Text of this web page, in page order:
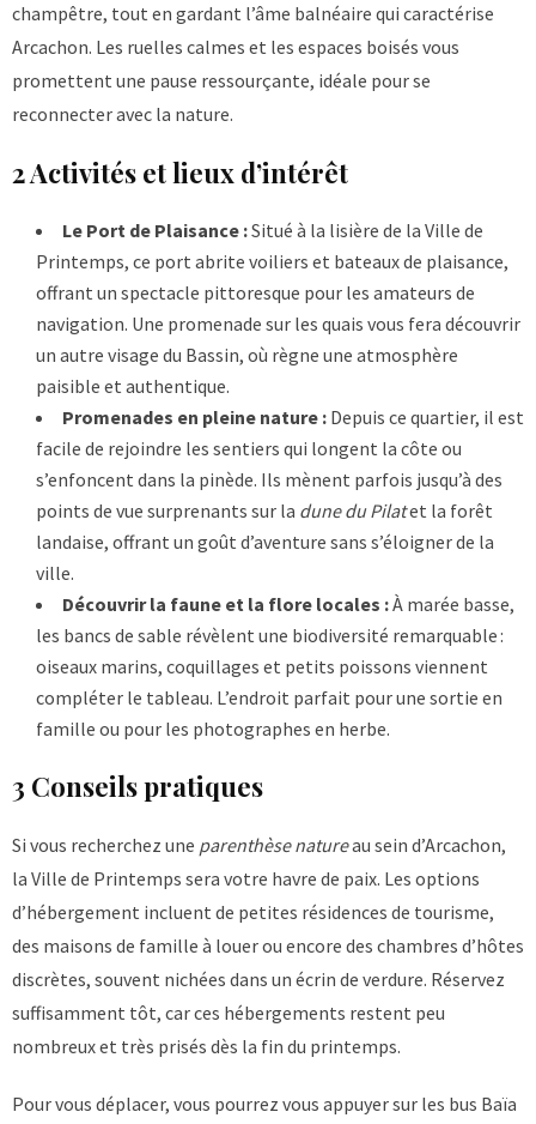
champêtre, tout en gardant l’âme balnéaire qui caractérise
Arcachon. Les ruelles calmes et les espaces boisés vous
promettent une pause ressourçante, idéale pour se
reconnecter avec la nature.
2 Activités et lieux d’intérêt
Le Port de Plaisance :Situé à la lisière de la Ville de
Printemps, ce port abrite voiliers et bateaux de plaisance,
offrant un spectacle pittoresque pour les amateurs de
navigation. Une promenade sur les quais vous fera découvrir
un autre visage du Bassin, où règne une atmosphère
paisible et authentique.
Promenades en pleine nature : Depuis ce quartier, il est
facile de rejoindre les sentiers qui longent la côte ou
s’enfoncent dans la pinède. Ils mènent parfois jusqu’à des
points de vue surprenants sur la dune du Pilatet la forêt
landaise, offrant un goût d’aventure sans s’éloigner de la
ville.
Découvrir la faune et la flore locales :À marée basse,
les bancs de sable révèlent une biodiversité remarquable :
oiseaux marins, coquillages et petits poissons viennent
compléter le tableau. L’endroit parfait pour une sortie en
famille ou pour les photographes en herbe.
3 Conseils pratiques
Si vous recherchez une parenthèse natureau sein d’Arcachon,
la Ville de Printemps sera votre havre de paix. Les options
d’hébergement incluent de petites résidences de tourisme,
des maisons de famille à louer ou encore des chambres d’hôtes
discrètes, souvent nichées dans un écrin de verdure. Réservez
suffisamment tôt, car ces hébergements restent peu
nombreux et très prisés dès la fin du printemps.
Pour vous déplacer, vous pourrez vous appuyer sur les bus Baïa